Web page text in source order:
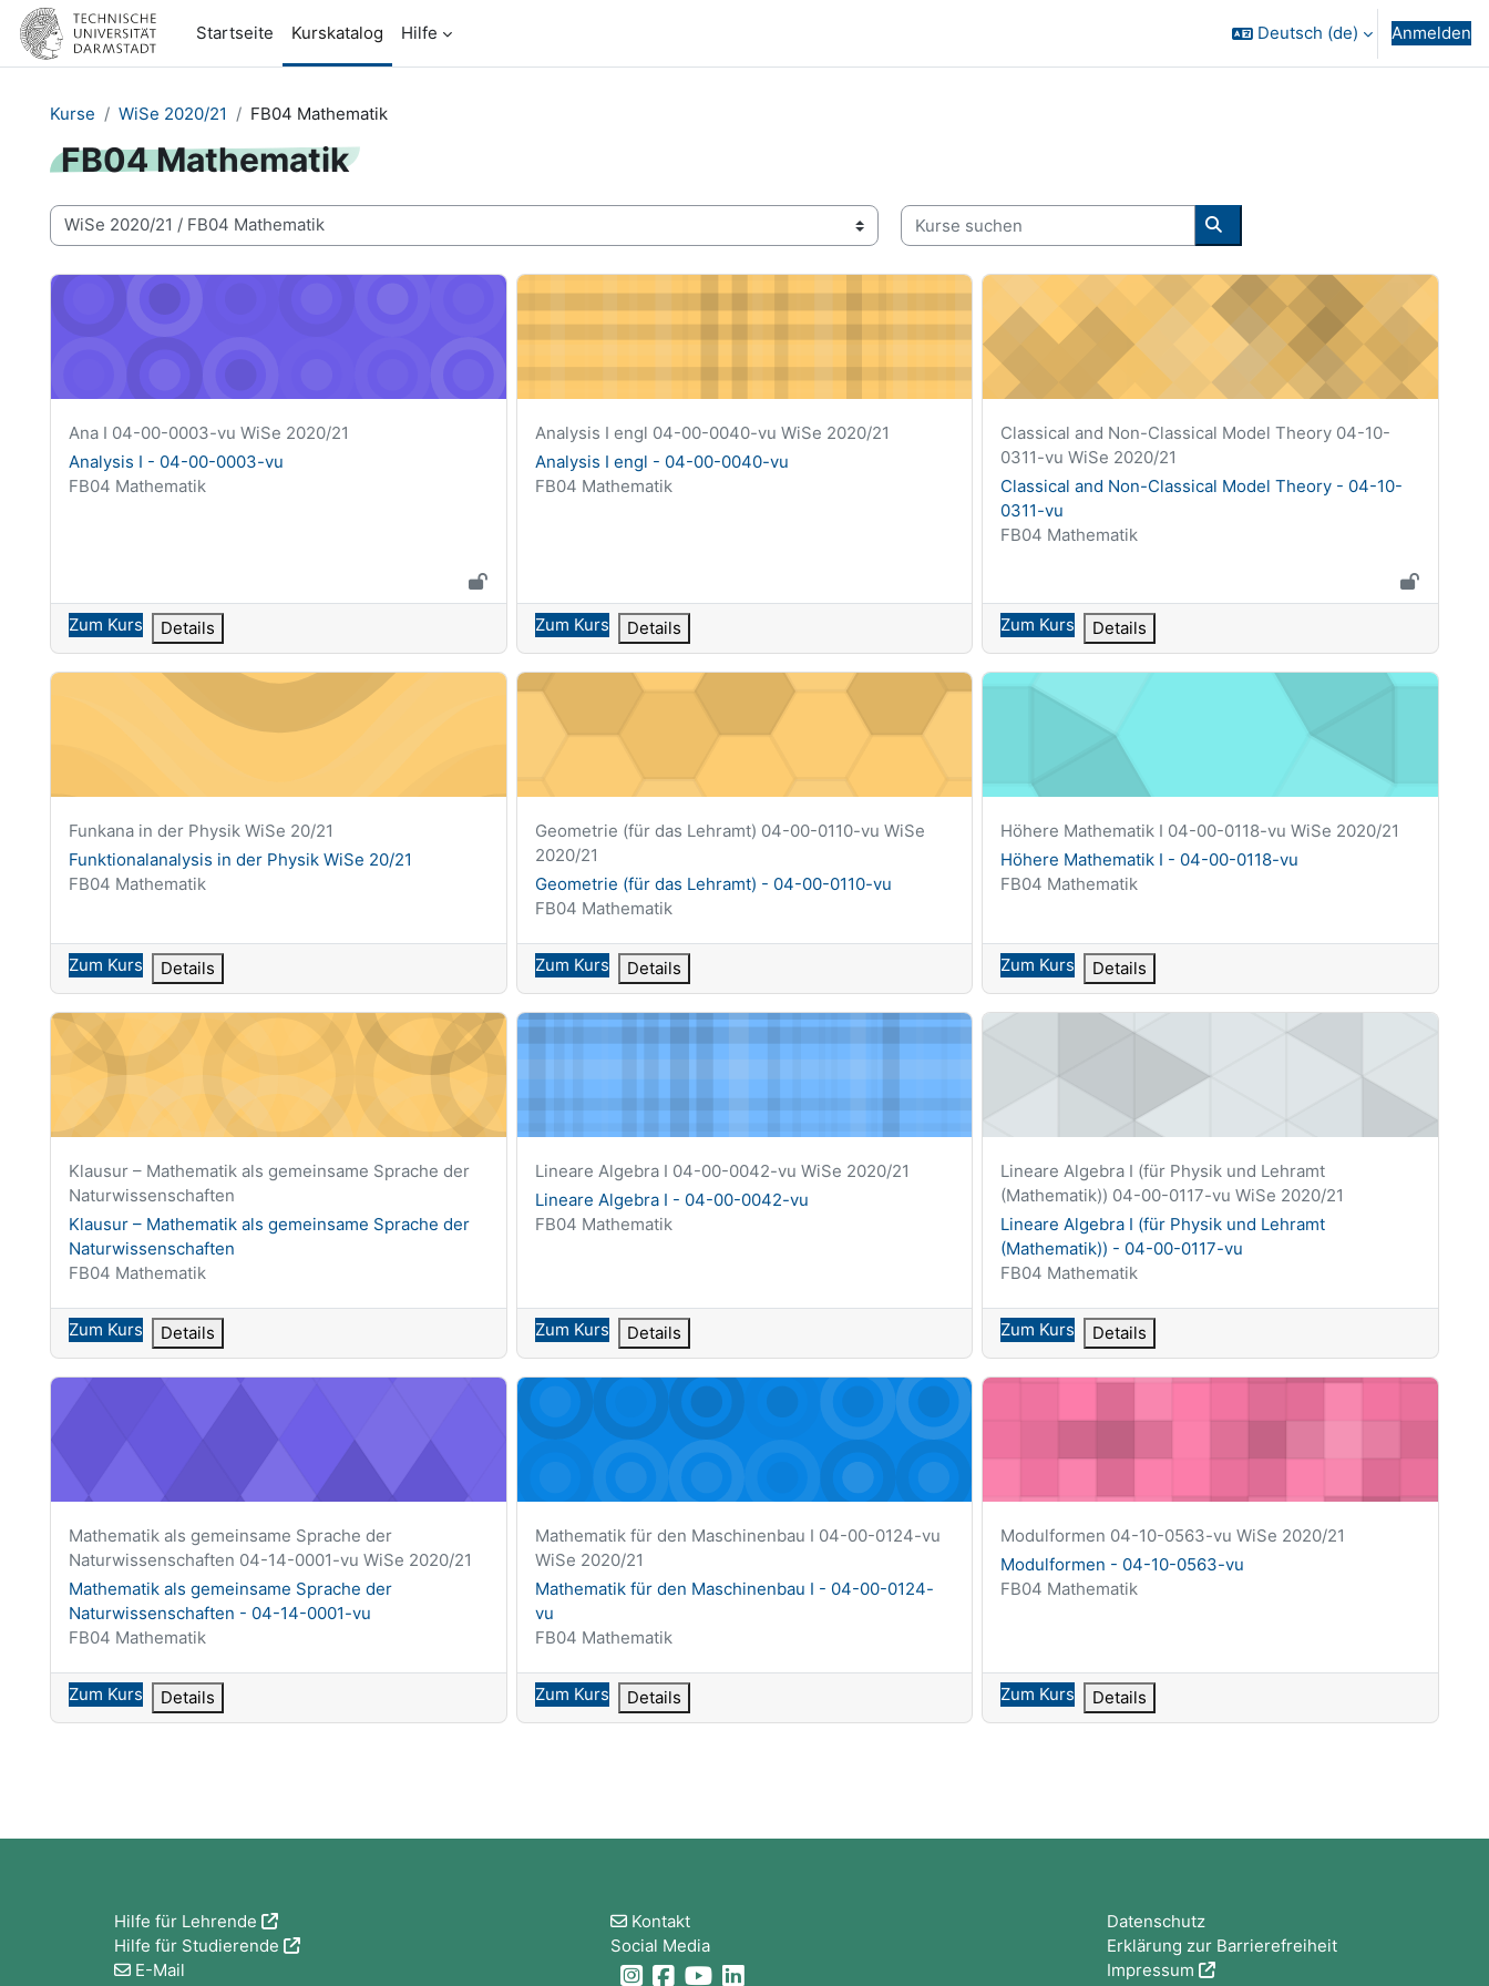
Zum Hauptinhalt
Startseite
Kurskatalog Hilfe Deutsch ‎(de)‎ Anmelden
Kurse WiSe 2020/21 FB04 Mathematik
FB04 Mathematik
Kursbereiche
Kurse suchen
Kurse suchen
Analysis I - 04-00-0003-vu
Kurzer Kursname
Ana I 04-00-0003-vu WiSe 2020/21
Kursname
Analysis I - 04-00-0003-vu
Kursbereich
FB04 Mathematik
Zum Kurs Details
Analysis I engl - 04-00-0040-vu
Kurzer Kursname
Analysis I engl 04-00-0040-vu WiSe 2020/21
Kursname
Analysis I engl - 04-00-0040-vu
Kursbereich
FB04 Mathematik
Zum Kurs Details
Classical and Non-Classical Model Theory - 04-10-0311-vu
Kurzer Kursname
Classical and Non-Classical Model Theory 04-10-
0311-vu WiSe 2020/21
Kursname
Classical and Non-Classical Model Theory - 04-10-
0311-vu
Kursbereich
FB04 Mathematik
Zum Kurs Details
Funktionalanalysis in der Physik WiSe 20/21
Kurzer Kursname
Funkana in der Physik WiSe 20/21
Kursname
Funktionalanalysis in der Physik WiSe 20/21
Kursbereich
FB04 Mathematik
Zum Kurs Details
Geometrie (für das Lehramt) - 04-00-0110-vu
Kurzer Kursname
Geometrie (für das Lehramt) 04-00-0110-vu WiSe
2020/21
Kursname
Geometrie (für das Lehramt) - 04-00-0110-vu
Kursbereich
FB04 Mathematik
Zum Kurs Details
Höhere Mathematik I - 04-00-0118-vu
Kurzer Kursname
Höhere Mathematik I 04-00-0118-vu WiSe 2020/21
Kursname
Höhere Mathematik I - 04-00-0118-vu
Kursbereich
FB04 Mathematik
Zum Kurs Details
Klausur – Mathematik als gemeinsame Sprache der Naturwissenschaften
Kurzer Kursname
Klausur – Mathematik als gemeinsame Sprache der
Naturwissenschaften
Kursname
Klausur – Mathematik als gemeinsame Sprache der
Naturwissenschaften
Kursbereich
FB04 Mathematik
Zum Kurs Details
Lineare Algebra I - 04-00-0042-vu
Kurzer Kursname
Lineare Algebra I 04-00-0042-vu WiSe 2020/21
Kursname
Lineare Algebra I - 04-00-0042-vu
Kursbereich
FB04 Mathematik
Zum Kurs Details
Lineare Algebra I (für Physik und Lehramt (Mathematik)) - 04-
Kurzer Kursname
Lineare Algebra I (für Physik und Lehramt
(Mathematik)) 04-00-0117-vu WiSe 2020/21
Kursname
Lineare Algebra I (für Physik und Lehramt
(Mathematik)) - 04-00-0117-vu
Kursbereich
FB04 Mathematik
Zum Kurs Details
Mathematik als gemeinsame Sprache der Naturwissenschaften - 04-14-0001-vu
Kurzer Kursname
Mathematik als gemeinsame Sprache der
Naturwissenschaften 04-14-0001-vu WiSe 2020/21
Kursname
Mathematik als gemeinsame Sprache der
Naturwissenschaften - 04-14-0001-vu
Kursbereich
FB04 Mathematik
Zum Kurs Details
Mathematik für den Maschinenbau I - 04-00-0124-vu
Kurzer Kursname
Mathematik für den Maschinenbau I 04-00-0124-vu
WiSe 2020/21
Kursname
Mathematik für den Maschinenbau I - 04-00-0124-
vu
Kursbereich
FB04 Mathematik
Zum Kurs Details
Modulformen - 04-10-0563-vu
Kurzer Kursname
Modulformen 04-10-0563-vu WiSe 2020/21
Kursname
Modulformen - 04-10-0563-vu
Kursbereich
FB04 Mathematik
Zum Kurs Details
Hilfe für Lehrende
Hilfe für Studierende
E-Mail
Kontakt
Social Media
Datenschutz
Erklärung zur Barrierefreiheit
Impressum